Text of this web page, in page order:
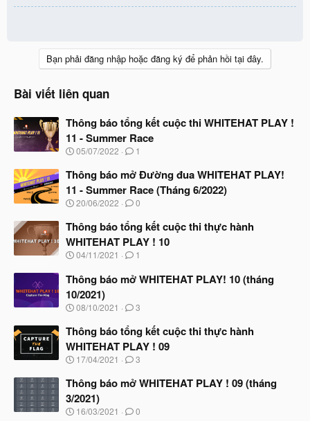
Bạn phải đăng nhập hoặc đăng ký để phản hồi tại đây.
Bài viết liên quan
Thông báo tổng kết cuộc thi WHITEHAT PLAY !
11 - Summer Race
N
à
b
ắ
đ
ầ
u
05/07/2022 1
Thông báo mở Đường đua WHITEHAT PLAY!
11 - Summer Race (Tháng 6/2022)
N
à
b
ắ
đ
ầ
u
20/06/2022 0
Thông báo tổng kết cuộc thi thực hành
WHITEHAT PLAY ! 10
N
à
y
b
ắ
đ
ầ
u
04/11/2021 1
Thông báo mở WHITEHAT PLAY! 10 (tháng
10/2021)
N
à
b
ắ
đ
ầ
u
08/10/2021 3
Thông báo tổng kết cuộc thi thực hành
WHITEHAT PLAY ! 09
N
à
b
ắ
17/04/2021 3
Thông báo mở WHITEHAT PLAY ! 09 (tháng
3/2021)
N
16/03/2021 0